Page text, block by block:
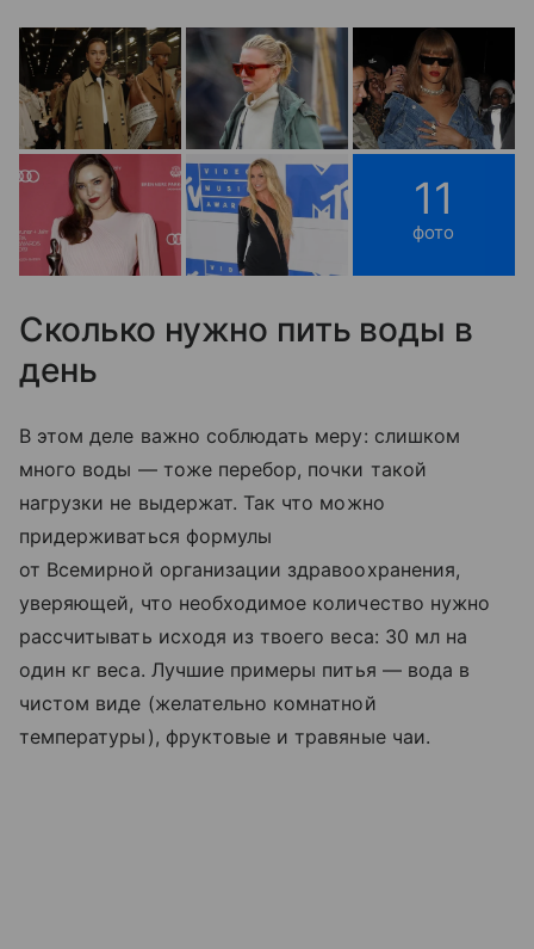
11
фото
Сколько нужно пить воды в
день
В этом деле важно соблюдать меру: слишком
много воды — тоже перебор, почки такой
нагрузки не выдержат. Так что можно
придерживаться формулы
от Всемирной организации здравоохранения,
уверяющей, что необходимое количество нужно
рассчитывать исходя из твоего веса: 30 мл на
один кг веса. Лучшие примеры питья — вода в
чистом виде (желательно комнатной
температуры), фруктовые и травяные чаи.